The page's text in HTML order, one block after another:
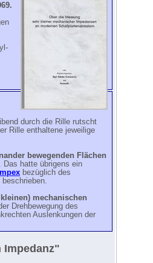
durch die Rille rutscht
Rille enthaltene jeweilige
bewegenden Flächen
hatte übrigens ein
bezüglich des
mechanischen
Drehbewegung des
Auslenkungen der
Impedanz"